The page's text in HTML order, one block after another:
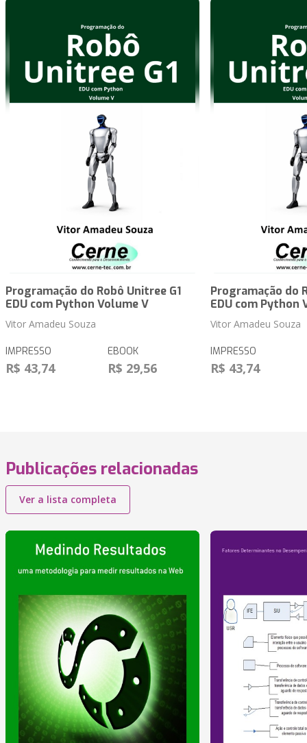
Programação do Robô Unitree G1
EDU com Python Volume V
Vitor Amadeu Souza
IMPRESSO
R$ 43,74
EBOOK
R$ 29,56
Programação do
EDU com Python
Vitor Amadeu Souza
IMPRESSO
R$ 43,74
Publicações relacionadas
Ver a lista completa